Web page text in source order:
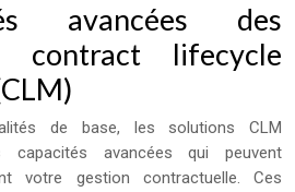
avancées des
contract lifecycle
de base, les solutions CLM
avancées qui peuvent
votre gestion contractuelle. Ces